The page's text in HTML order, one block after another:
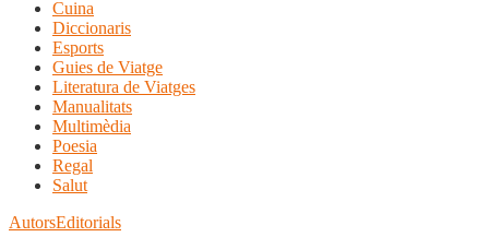
Cuina
Diccionaris
Esports
Guies de Viatge
Literatura de Viatges
Manualitats
Multimèdia
Poesia
Regal
Salut
AutorsEditorials